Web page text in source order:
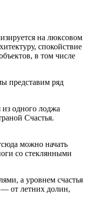
на люксовом
спокойствие
в том числе
представим ряд
одного лоджа
Счастья.
можно начать
со стеклянными
а уровнем счастья
— от летних долин,